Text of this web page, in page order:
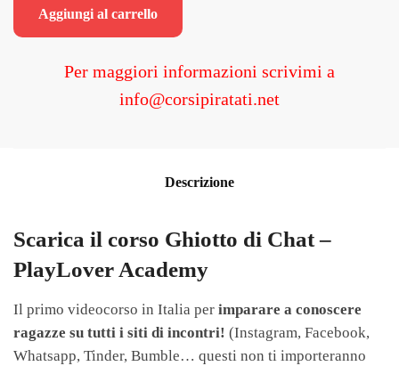
era:
è:
Aggiungi al carrello
Per maggiori informazioni scrivimi a
info@corsipiratati.net
Descrizione
Scarica il corso Ghiotto di Chat –
PlayLover Academy
Il primo videocorso in Italia per imparare a conoscere
ragazze su tutti i siti di incontri! (Instagram, Facebook,
Whatsapp, Tinder, Bumble… questi non ti importeranno